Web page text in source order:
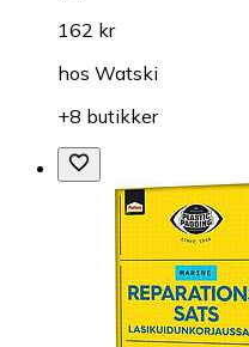
162 kr
hos Watski
+8 butikker